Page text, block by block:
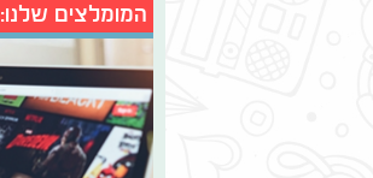
המומלצים שלנו: